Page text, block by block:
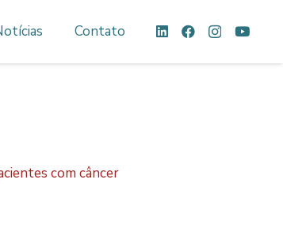
Contato
com câncer